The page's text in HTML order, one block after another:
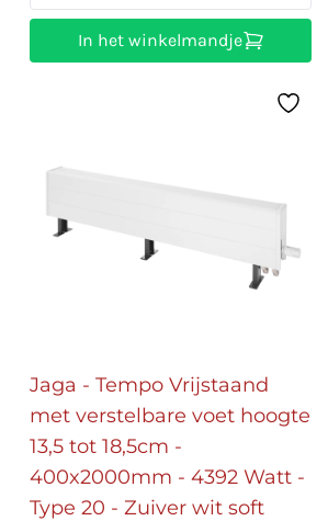
In het winkelmandje
Jaga - Tempo Vrijstaand
met verstelbare voet hoogte
13,5 tot 18,5cm -
400x2000mm - 4392 Watt -
Type 20 - Zuiver wit soft